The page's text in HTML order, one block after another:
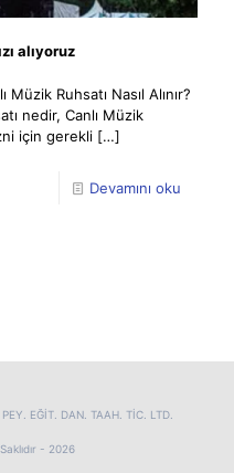
alıyoruz
Ruhsatı Nasıl Alınır?
nedir, Canlı Müzik
için gerekli […]
Devamını oku
EĞİT. DAN. TAAH. TİC. LTD.
- 2026